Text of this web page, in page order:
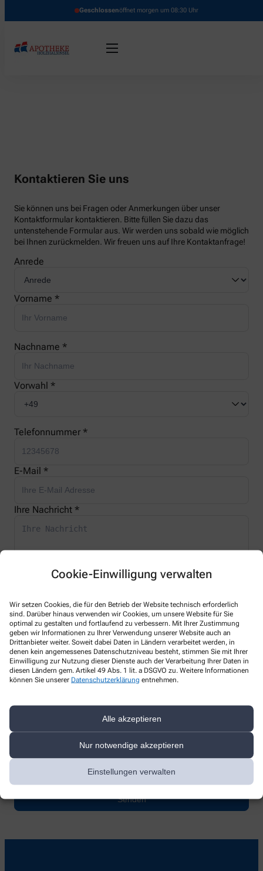
Cookie-Einwilligung verwalten
Wir setzen Cookies, die für den Betrieb der Website technisch erforderlich
sind. Darüber hinaus verwenden wir Cookies, um unsere Website für Sie
optimal zu gestalten und fortlaufend zu verbessern. Mit Ihrer Zustimmung
geben wir Informationen zu Ihrer Verwendung unserer Website auch an
Drittanbieter weiter. Soweit dabei Daten in Ländern verarbeitet werden, in
denen kein angemessenes Datenschutzniveau besteht, stimmen Sie mit Ihrer
Einwilligung zur Nutzung dieser Dienste auch der Verarbeitung Ihrer Daten in
diesen Ländern gem. Artikel 49 Abs. 1 lit. a DSGVO zu. Weitere Informationen
können Sie unserer Datenschutzerklärung entnehmen.
Alle akzeptieren
Nur notwendige akzeptieren
Einstellungen verwalten
Geschlossenöffnet morgen um 08:30 Uhr
Kontaktieren Sie uns
Sie können uns bei Fragen oder Anmerkungen über unser
Kontaktformular kontaktieren. Bitte füllen Sie dazu das
untenstehende Formular aus. Wir werden uns sobald wie möglich
bei Ihnen zurückmelden. Wir freuen uns auf Ihre Kontaktanfrage!
Anrede
Vorname *
Nachname *
Vorwahl *
Telefonnummer *
E-Mail *
Ihre Nachricht *
* Bitte füllen Sie die Pflichtfelder aus
Ich erkläre mich damit einverstanden, dass die von mir angegebenen
Daten elektronisch erfasst und gespeichert und meine Daten an die
von mir ausgesuchte Apotheke übergeben werden. Rechtsgrundlage
der Verarbeitung ist Art. 6 Abs. 1 lit. a DS-GVO. Die Einwilligung kann
jederzeit widerrufen werden, z.B. per E-Mail an
apotheke.holzhalbinsel@t-online.de.
Datenschutz.
Sind Sie ein Mensch? Dann wählen Sie bitte